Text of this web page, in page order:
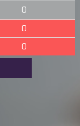
0
0
0